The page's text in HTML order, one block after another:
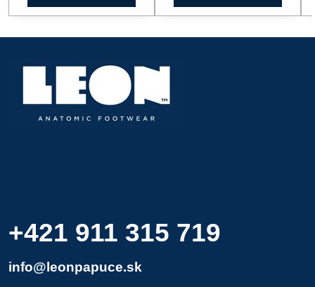
+421 911 315 719
info@leonpapuce.sk